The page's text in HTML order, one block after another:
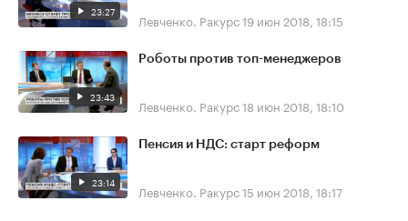
23:27 Левченко. Ракурс19 июн 2018, 18:15
23:43
Роботы против топ-менеджеров
Левченко. Ракурс18 июн 2018, 18:10
23:14
Пенсия и НДС: старт реформ
Левченко. Ракурс15 июн 2018, 18:17